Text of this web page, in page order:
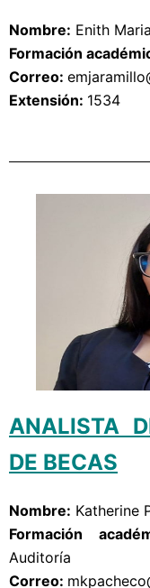
Nombre: Enith
Formación
Correo: emjaramillo
Extensión: 1534
ANALISTA
DE BECAS
Nombre: Katherine
Formación
Auditoría
Correo: mkpacheco